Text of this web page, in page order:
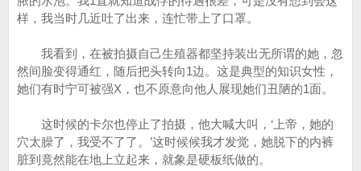
样，我当时几近吐了出来，连忙带上了口罩。
我看到，在被拍摄自己生殖器都坚持装出无所谓的她，忽
然间脸变得通红，随后把头转向1边。这是典型的知识女性，
她们有时宁可被强X，也不原意向他人展现她们丑陋的1面。
这时候的卡尔也停止了拍摄，他大喊大叫，‘上帝，她的
穴太臊了，我受不了了。’这时候候我才发觉，她脱下的内裤
脏到竟然能在地上立起来，就象是硬板纸做的。